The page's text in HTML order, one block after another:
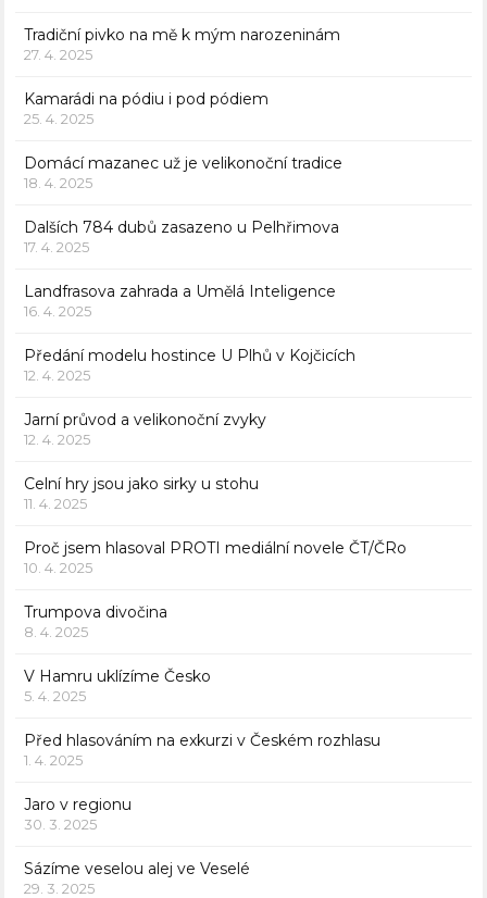
Tradiční pivko na mě k mým narozeninám
27. 4. 2025
Kamarádi na pódiu i pod pódiem
25. 4. 2025
Domácí mazanec už je velikonoční tradice
18. 4. 2025
Dalších 784 dubů zasazeno u Pelhřimova
17. 4. 2025
Landfrasova zahrada a Umělá Inteligence
16. 4. 2025
Předání modelu hostince U Plhů v Kojčicích
12. 4. 2025
Jarní průvod a velikonoční zvyky
12. 4. 2025
Celní hry jsou jako sirky u stohu
11. 4. 2025
Proč jsem hlasoval PROTI mediální novele ČT/ČRo
10. 4. 2025
Trumpova divočina
8. 4. 2025
V Hamru uklízíme Česko
5. 4. 2025
Před hlasováním na exkurzi v Českém rozhlasu
1. 4. 2025
Jaro v regionu
30. 3. 2025
Sázíme veselou alej ve Veselé
29. 3. 2025